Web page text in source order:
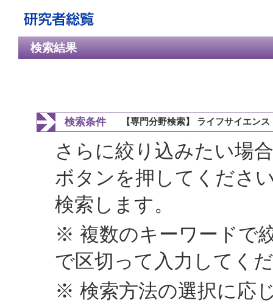
検索結果
検索条件 【専門分野検索】 ライフサイエン
さらに絞り込みたい場
ボタンを押してくださ
検索します。
※ 複数のキーワードで
で区切って入力してく
※ 検索方法の選択に応